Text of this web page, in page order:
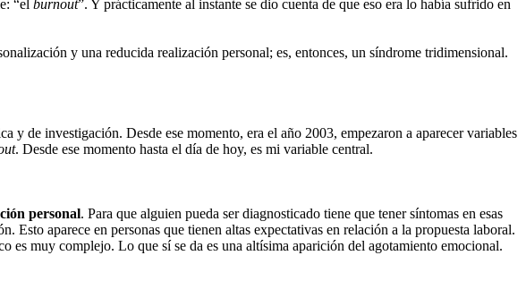
“el burnout”. Y prácticamente al instante se dio cuenta de que eso era lo había sufrido en
y una reducida realización personal; es, entonces, un síndrome tridimensional.
de investigación. Desde ese momento, era el año 2003, empezaron a aparecer variables
. Desde ese momento hasta el día de hoy, es mi variable central.
personal. Para que alguien pueda ser diagnosticado tiene que tener síntomas en esas
Esto aparece en personas que tienen altas expectativas en relación a la propuesta laboral.
es muy complejo. Lo que sí se da es una altísima aparición del agotamiento emocional.